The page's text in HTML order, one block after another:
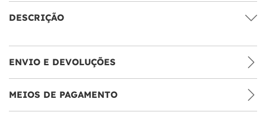
DESCRIÇÃO
ENVIO E DEVOLUÇÕES
MEIOS DE PAGAMENTO